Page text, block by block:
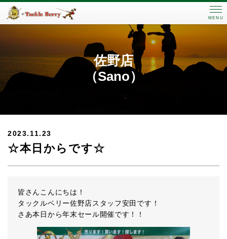
MENU
佐野店
（Sano）
2023.11.23
☆本日からです☆
皆さんこんにちは！
タックルベリー佐野店スタッフ安田です！
さあ本日から年末セール開催です！！